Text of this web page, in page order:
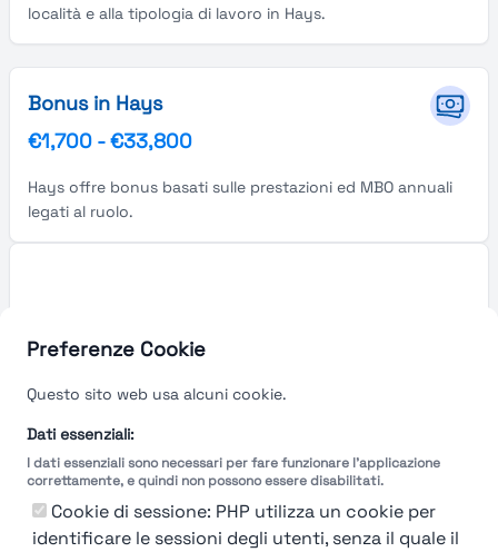
Preferenze Cookie
Questo sito web usa alcuni cookie.
Dati essenziali:
I dati essenziali sono necessari per fare funzionare l'applicazione
correttamente, e quindi non possono essere disabilitati.
Cookie di sessione: PHP utilizza un cookie per
identificare le sessioni degli utenti, senza il quale il
località e alla tipologia di lavoro in Hays.
Bonus in Hays
€1,700 -€33,800
Hays offre bonus basati sulle prestazioni ed MBO annuali
legati al ruolo.